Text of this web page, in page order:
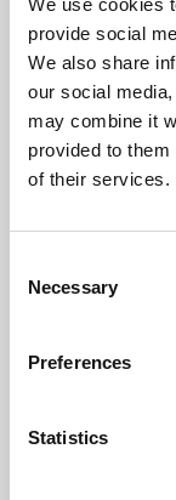
provide social
We also share
our social
may combine it
provided to
of their services.
Selection
Necessary
Preferences
Statistics
Temperatura Min.
Peso (kg)
Diametro Del
Necessaria
Livello Rumore